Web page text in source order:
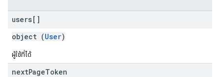
users[]
object (User)
ผู้ใช้ที่ได้
nextPageToken